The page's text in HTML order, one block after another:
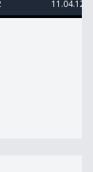
11.04.12